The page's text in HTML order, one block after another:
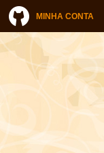
MINHA CONTA